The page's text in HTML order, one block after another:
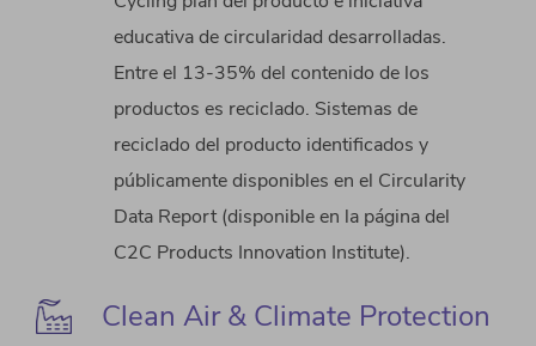
educativa de circularidad desarrolladas.
Entre el 13-35% del contenido de los
productos es reciclado. Sistemas de
reciclado del producto identificados y
públicamente disponibles en el Circularity
Data Report (disponible en la página del
C2C Products Innovation Institute).
Clean Air & Climate Protection